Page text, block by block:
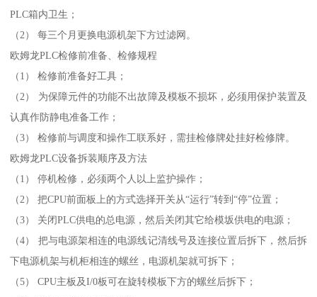
PLC箱内卫生；
（2） 每三个月更换电源机架下方过滤网。
欧姆龙PLC检修前准备、检修规程
（1） 检修前准备好工具；
（2） 为保障元件的功能不出故障及模板不损坏，必须用保护装置及
认真作防静电准备工作；
（3） 检修前与调度和操作工联系好，需挂检修牌处挂好检修牌。
欧姆龙PLC设备拆装顺序及方法
（1） 停机检修，必须两个人以上监护操作；
（2） 把CPU前面板上的方式选择开关从“运行”转到“停”位置；
（3） 关闭PLC供电的总电源，然后关闭其它给模坂供电的电源；
（4） 把与电源架相连的电源线记清线号及连接位置后拆下，然后拆
下电源机架与机柜相连的螺丝，电源机架就可拆下；
（5） CPU主板及I/0板可在旋转模板下方的螺丝后拆下；